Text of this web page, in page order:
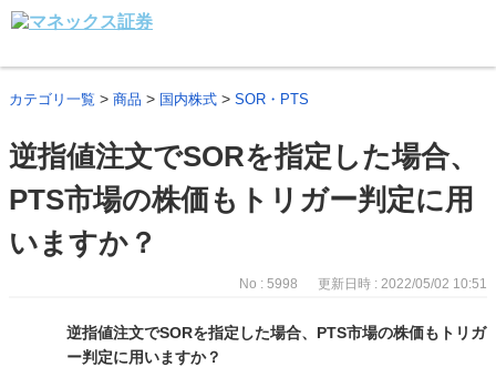
カテゴリ一覧 > 商品 > 国内株式 > SOR・PTS
逆指値注文でSORを指定した場合、
PTS市場の株価もトリガー判定に用
いますか？
No : 5998 更新日時 : 2022/05/02 10:51
逆指値注文でSORを指定した場合、PTS市場の株価もトリガ
ー判定に用いますか？